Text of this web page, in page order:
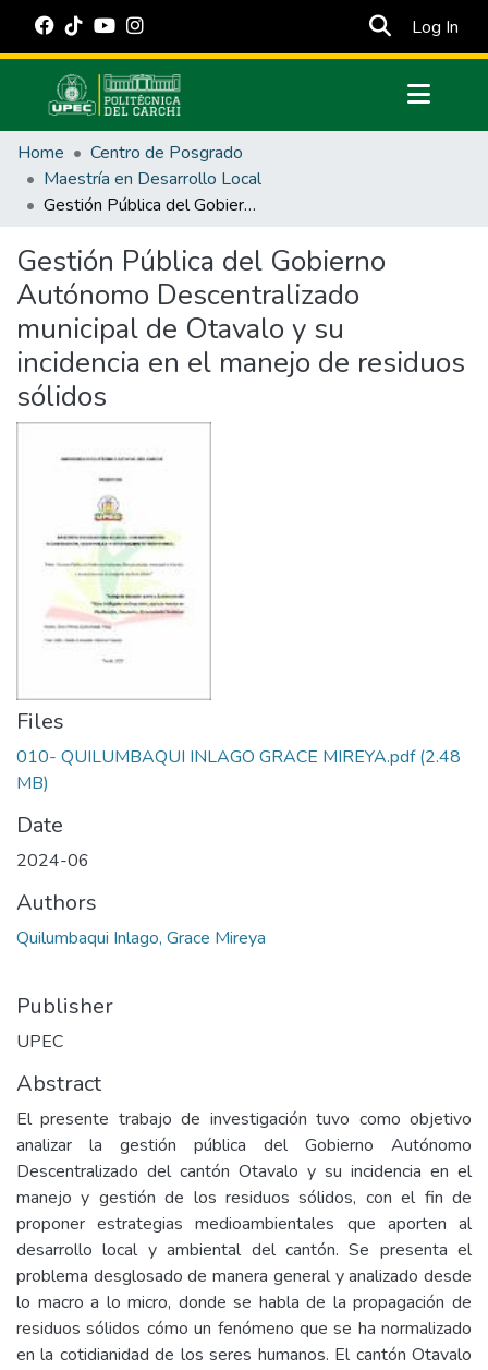
Log In
Communities & Collections
All of DSpace
Statistics
Estadísticas Externas
Manuales
Home
Centro de Posgrado
Maestría en Desarrollo Local
Gestión Pública del Gobierno Autónomo Descentralizado municipal de Otavalo y su incidencia en el manejo de residuos sólidos
Gestión Pública del Gobierno
Autónomo Descentralizado
municipal de Otavalo y su
incidencia en el manejo de residuos
sólidos
Files
010- QUILUMBAQUI INLAGO GRACE MIREYA.pdf(2.48
MB)
Date
2024-06
Authors
Quilumbaqui Inlago, Grace Mireya
Publisher
UPEC
Abstract
El presente trabajo de investigación tuvo como objetivo
analizar la gestión pública del Gobierno Autónomo
Descentralizado del cantón Otavalo y su incidencia en el
manejo y gestión de los residuos sólidos, con el fin de
proponer estrategias medioambientales que aporten al
desarrollo local y ambiental del cantón. Se presenta el
problema desglosado de manera general y analizado desde
lo macro a lo micro, donde se habla de la propagación de
residuos sólidos cómo un fenómeno que se ha normalizado
en la cotidianidad de los seres humanos. El cantón Otavalo